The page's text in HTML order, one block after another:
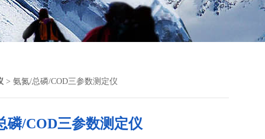
> 氨氮/总磷/COD三参数测定仪
磷/COD三参数测定仪